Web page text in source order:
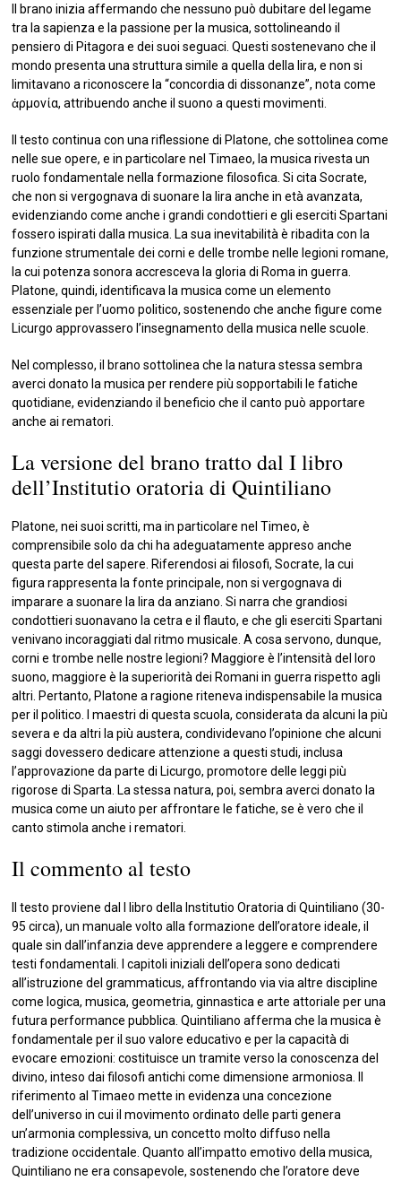
Il brano inizia affermando che nessuno può dubitare del legame
tra la sapienza e la passione per la musica, sottolineando il
pensiero di Pitagora e dei suoi seguaci. Questi sostenevano che il
mondo presenta una struttura simile a quella della lira, e non si
limitavano a riconoscere la “concordia di dissonanze”, nota come
ἁρμονία, attribuendo anche il suono a questi movimenti.
Il testo continua con una riflessione di Platone, che sottolinea come
nelle sue opere, e in particolare nel Timaeo, la musica rivesta un
ruolo fondamentale nella formazione filosofica. Si cita Socrate,
che non si vergognava di suonare la lira anche in età avanzata,
evidenziando come anche i grandi condottieri e gli eserciti Spartani
fossero ispirati dalla musica. La sua inevitabilità è ribadita con la
funzione strumentale dei corni e delle trombe nelle legioni romane,
la cui potenza sonora accresceva la gloria di Roma in guerra.
Platone, quindi, identificava la musica come un elemento
essenziale per l’uomo politico, sostenendo che anche figure come
Licurgo approvassero l’insegnamento della musica nelle scuole.
Nel complesso, il brano sottolinea che la natura stessa sembra
averci donato la musica per rendere più sopportabili le fatiche
quotidiane, evidenziando il beneficio che il canto può apportare
anche ai rematori.
La versione del brano tratto dal I libro
dell’Institutio oratoria di Quintiliano
Platone, nei suoi scritti, ma in particolare nel Timeo, è
comprensibile solo da chi ha adeguatamente appreso anche
questa parte del sapere. Riferendosi ai filosofi, Socrate, la cui
figura rappresenta la fonte principale, non si vergognava di
imparare a suonare la lira da anziano. Si narra che grandiosi
condottieri suonavano la cetra e il flauto, e che gli eserciti Spartani
venivano incoraggiati dal ritmo musicale. A cosa servono, dunque,
corni e trombe nelle nostre legioni? Maggiore è l’intensità del loro
suono, maggiore è la superiorità dei Romani in guerra rispetto agli
altri. Pertanto, Platone a ragione riteneva indispensabile la musica
per il politico. I maestri di questa scuola, considerata da alcuni la più
severa e da altri la più austera, condividevano l’opinione che alcuni
saggi dovessero dedicare attenzione a questi studi, inclusa
l’approvazione da parte di Licurgo, promotore delle leggi più
rigorose di Sparta. La stessa natura, poi, sembra averci donato la
musica come un aiuto per affrontare le fatiche, se è vero che il
canto stimola anche i rematori.
Il commento al testo
Il testo proviene dal I libro della Institutio Oratoria di Quintiliano (30-
95 circa), un manuale volto alla formazione dell’oratore ideale, il
quale sin dall’infanzia deve apprendere a leggere e comprendere
testi fondamentali. I capitoli iniziali dell’opera sono dedicati
all’istruzione del grammaticus, affrontando via via altre discipline
come logica, musica, geometria, ginnastica e arte attoriale per una
futura performance pubblica. Quintiliano afferma che la musica è
fondamentale per il suo valore educativo e per la capacità di
evocare emozioni: costituisce un tramite verso la conoscenza del
divino, inteso dai filosofi antichi come dimensione armoniosa. Il
riferimento al Timaeo mette in evidenza una concezione
dell’universo in cui il movimento ordinato delle parti genera
un’armonia complessiva, un concetto molto diffuso nella
tradizione occidentale. Quanto all’impatto emotivo della musica,
Quintiliano ne era consapevole, sostenendo che l’oratore deve